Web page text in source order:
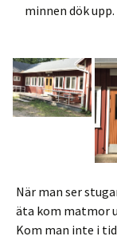
minnen dök
När man ser
äta kom matmor
Kom man inte i